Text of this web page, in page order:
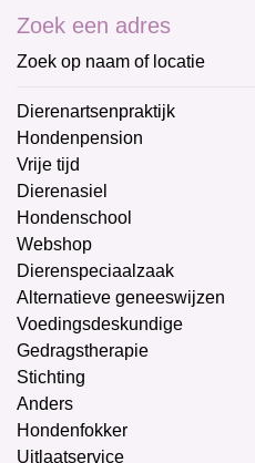
Zoek een adres
Zoek op naam of locatie
Dierenartsenpraktijk
Hondenpension
Vrije tijd
Dierenasiel
Hondenschool
Webshop
Dierenspeciaalzaak
Alternatieve geneeswijzen
Voedingsdeskundige
Gedragstherapie
Stichting
Anders
Hondenfokker
Uitlaatservice